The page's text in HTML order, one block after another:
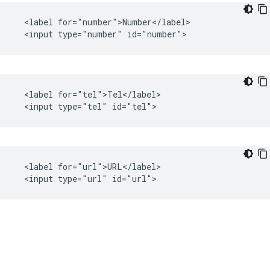
  <label for="number">Number</label>
  <label for="tel">Tel</label>
  <label for="url">URL</label>